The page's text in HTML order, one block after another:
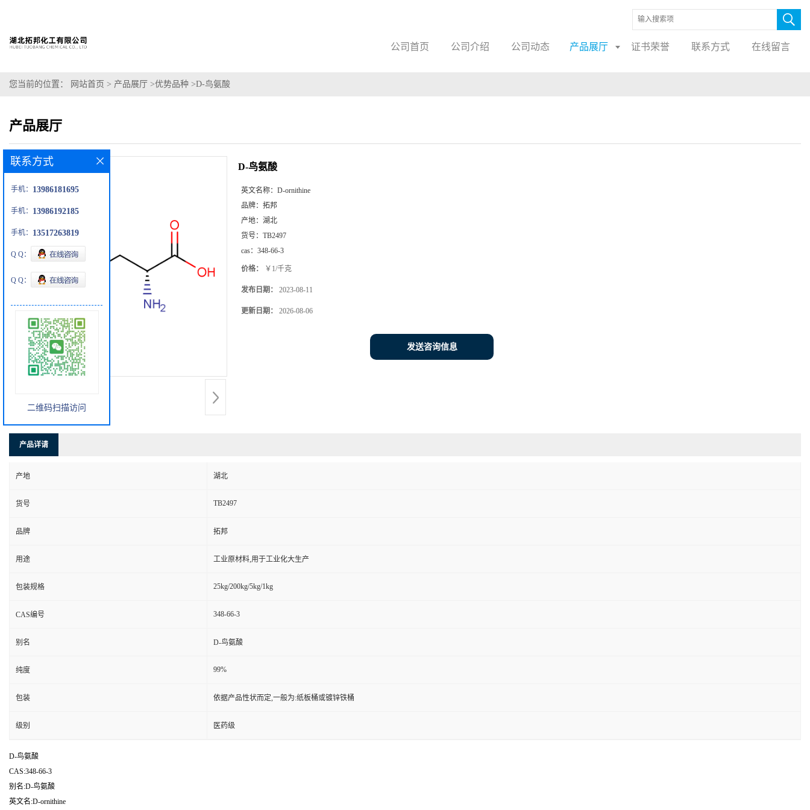
公司首页 公司介绍 公司动态 产品展厅 证书荣誉 联系方式 在线留言
您当前的位置： 网站首页 > 产品展厅 >优势品种 >D-鸟氨酸
产品展厅
D-鸟氨酸
英文名称： D-ornithine
品牌： 拓邦
产地： 湖北
货号： TB2497
cas： 348-66-3
价格： ￥1/千克
发布日期： 2023-08-11
更新日期： 2026-08-06
发送咨询信息
产品详请
产地 湖北
货号 TB2497
品牌 拓邦
用途 工业原材料,用于工业化大生产
包装规格 25kg/200kg/5kg/1kg
CAS编号 348-66-3
别名 D-鸟氨酸
纯度 99%
包装 依据产品性状而定,一般为:纸板桶或镀锌铁桶
级别 医药级
D-鸟氨酸
CAS:348-66-3
别名:D-鸟氨酸
英文名:D-ornithine
联系方式
手机： 13986181695
手机： 13986192185
手机： 13517263819
Q Q：
Q Q：
二维码扫描访问